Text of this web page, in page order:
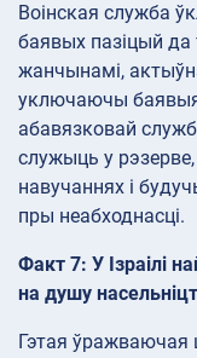
Воінская служба
баявых пазіцый да
жанчынамі,
уключаючы баявыя
абавязковай
служыць у
навучаннях і
пры неабходнасці.
Факт 7: У Ізраілі
на душу
Гэтая